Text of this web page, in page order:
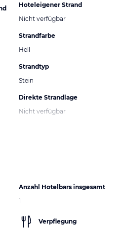
Hoteleigener Strand
Nicht verfügbar
Strandfarbe
Hell
Strandtyp
Stein
Direkte Strandlage
Nicht verfügbar
Anzahl Hotelbars insgesamt
1
Verpflegung